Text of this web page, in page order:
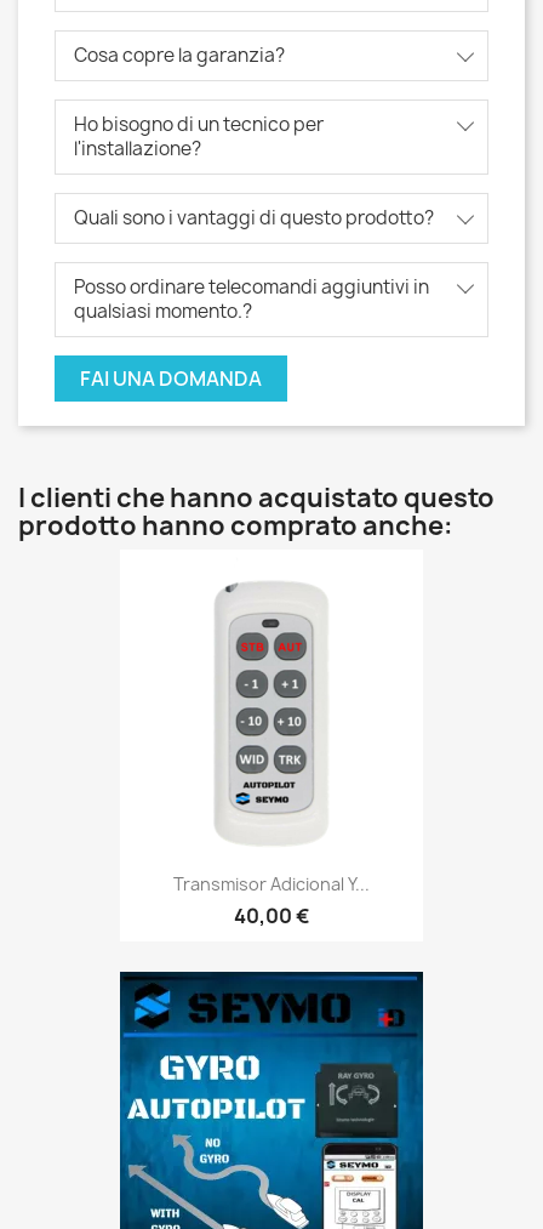
Cosa copre la garanzia?
Ho bisogno di un tecnico per
l'installazione?
Quali sono i vantaggi di questo prodotto?
Posso ordinare telecomandi aggiuntivi in ​​
qualsiasi momento.?
FAI UNA DOMANDA
I clienti che hanno acquistato questo
prodotto hanno comprato anche:
Transmisor Adicional Y...
40,00 €